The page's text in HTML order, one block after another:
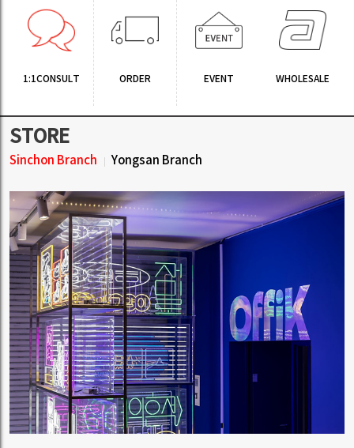
1:1CONSULT ORDER EVENT WHOLESALE
STORE
Sinchon Branch Yongsan Branch